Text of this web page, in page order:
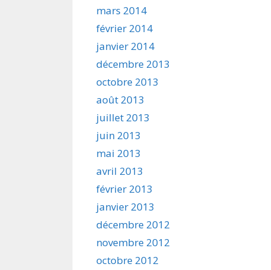
mars 2014
février 2014
janvier 2014
décembre 2013
octobre 2013
août 2013
juillet 2013
juin 2013
mai 2013
avril 2013
février 2013
janvier 2013
décembre 2012
novembre 2012
octobre 2012